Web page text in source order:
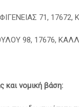
71,
98, 17676,
και νομική βάση: